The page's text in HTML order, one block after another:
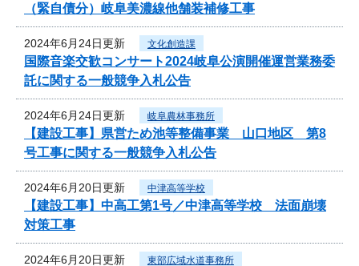
（緊自債分）岐阜美濃線他舗装補修工事
2024年6月24日更新 文化創造課
国際音楽交歓コンサート2024岐阜公演開催運営業務委
託に関する一般競争入札公告
2024年6月24日更新 岐阜農林事務所
【建設工事】県営ため池等整備事業 山口地区 第8
号工事に関する一般競争入札公告
2024年6月20日更新 中津高等学校
【建設工事】中高工第1号／中津高等学校 法面崩壊
対策工事
2024年6月20日更新 東部広域水道事務所